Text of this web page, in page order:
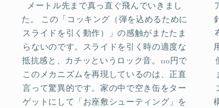
メートル先まで真っ直ぐ飛んでいきまし
た。 この「コッキング（弾を込めるために
スライドを引く動作）」の感触がまたたま
らないのです。スライドを引く時の適度な
抵抗感と、カチッというロック音。110円で
このメカニズムを再現しているのは、正直
言って驚異的です。家の中で空き缶をター
ゲットにして「お座敷シューティング」を